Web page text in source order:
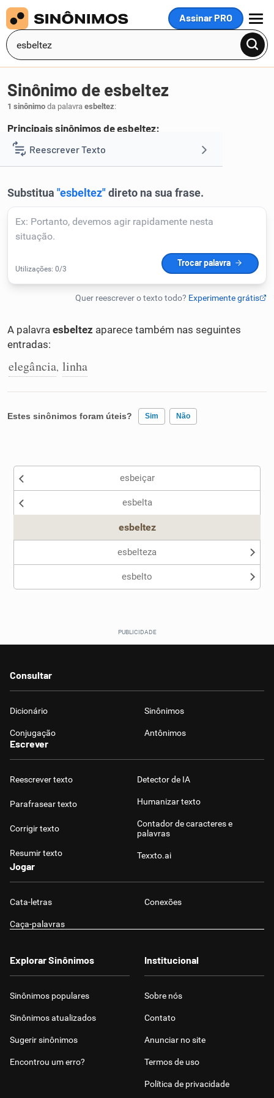
Assinar PRO
MENU
Reescrever Texto
Corrigir Texto
Humanizador de IA
Conexões
Dicionário
Sinônimo de esbeltez
1 sinônimo da palavra esbeltez:
Principais sinônimos de esbeltez:
1 esbelteza.
A palavra esbeltez aparece também nas seguintes
entradas:
elegância, linha
Estes sinônimos foram úteis? Sim Não
Nenhum dos sinônimos apresentados me ajudou
esbeiçar
esbelta
esbeltez
esbelteza
esbelto
Consultar
Dicionário Sinônimos
Conjugação Antônimos
Escrever
Reescrever texto
Parafrasear texto
Corrigir texto
Resumir texto
Detector de IA
Humanizar texto
Contador de caracteres e
palavras
Texxto.ai
Jogar
Cata-letras Conexões
Caça-palavras
Explorar Sinônimos
Sinônimos populares
Sinônimos atualizados
Sugerir sinônimos
Encontrou um erro?
Institucional
Sobre nós
Contato
Anunciar no site
Termos de uso
Política de privacidade